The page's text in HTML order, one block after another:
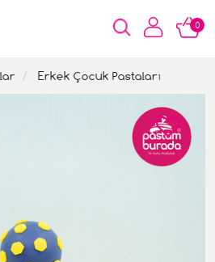
0
Erkek Çocuk Pastaları